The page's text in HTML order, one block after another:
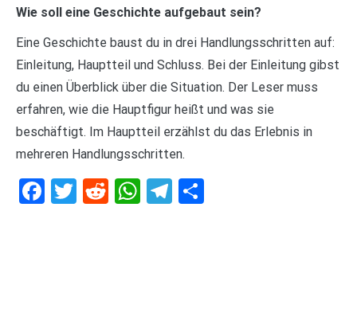
Wie soll eine Geschichte aufgebaut sein?
Eine Geschichte baust du in drei Handlungsschritten auf:
Einleitung, Hauptteil und Schluss. Bei der Einleitung gibst
du einen Überblick über die Situation. Der Leser muss
erfahren, wie die Hauptfigur heißt und was sie
beschäftigt. Im Hauptteil erzählst du das Erlebnis in
mehreren Handlungsschritten.
Facebook
Twitter
RedditWhatsApp
Telegram